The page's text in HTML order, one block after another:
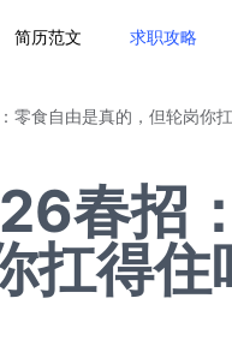
简历范文 求职攻略
零食自由是真的，但轮岗你
春招
扛得住